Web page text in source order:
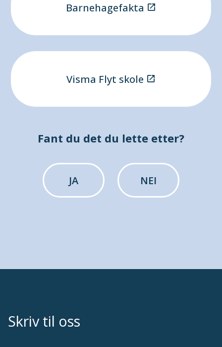
Barnehagefakta
Visma Flyt skole
Fant du det du lette etter?
JA NEI
Skriv til oss